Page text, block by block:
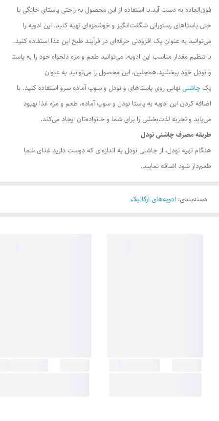
فوق‌العاده به دست آید.با استفاده از این محصول به راحتی پاستای خانگی یا
حتی پاستاهای رستورانی شگفت‌انگیز و خوشمزه‌ای تهیه کنید. این ادویه را
می‌توانید به عنوان یک افزودنی حرفه‌ای در فرآیند طبخ این غذا استفاده کنید.
با تنظیم مقدار مناسب این ادویه، می‌توانید طعم و مزه دلخواه خود را به پاستا
و نودل خود ببخشید.همچنین، این محصول را می‌توانید به عنوان
یکچاشنینهایی روی پاستاهای و نودل و سوپ آماده سرو استفاده کنید. با
اضافه کردن این ادویه به پاستا نودل و سوپ آماده، طعم و مزه غذا بهبود
می‌یابد و تجربه لذت‌بخشی را برای شما و خانواده‌تان ایجاد می‌کند.
طریقه مصرف چاشنی نودل
هنگام تهیه نودل، از چاشنی نودل به اندازه‌ای که دوست دارید غذای شما
طعم‌دار شود اضافه نمایید.
دسته‌بندی: ادویه‌های ارگانیک